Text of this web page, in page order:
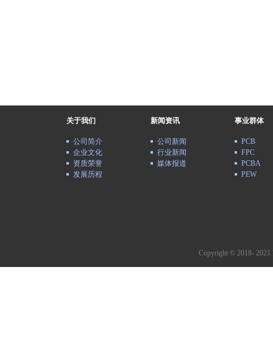
关于我们
公司简介
企业文化
资质荣誉
发展历程
新闻资讯
公司新闻
行业新闻
媒体报道
事业群体
PCB
FPC
PCBA
PEW
Copyright © 2018-